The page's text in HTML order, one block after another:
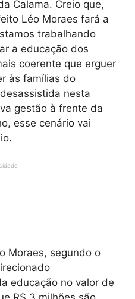
Calama. Creio que,
Léo Moraes fará a
trabalhando
a educação dos
coerente que erguer
às famílias do
nesta
gestão à frente da
esse cenário vai
Moraes, segundo o
educação no valor de